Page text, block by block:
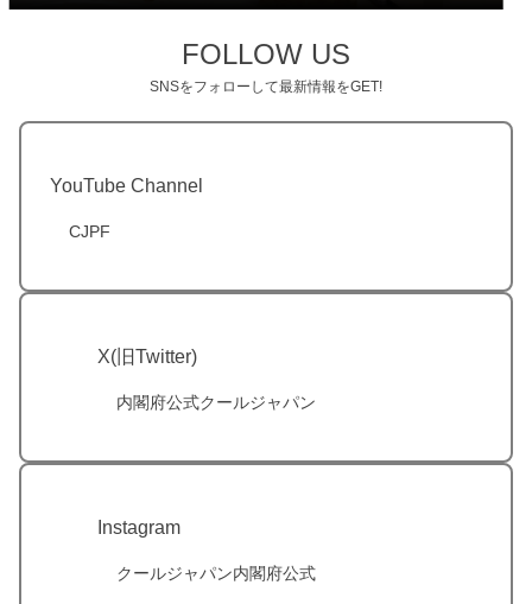
FOLLOW US
SNSをフォローして最新情報をGET!
YouTube Channel
CJPF
X(旧Twitter)
内閣府公式クールジャパン
Instagram
クールジャパン内閣府公式